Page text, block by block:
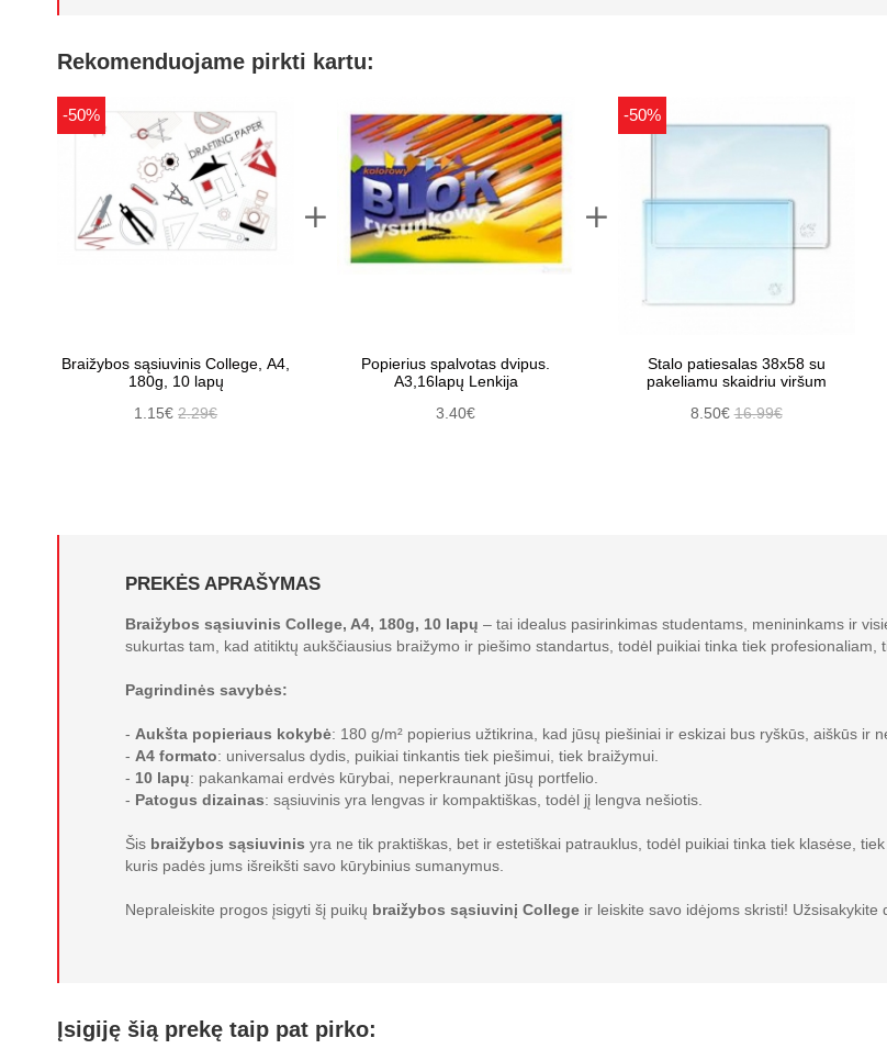
Rekomenduojame pirkti kartu:
-50%
Braižybos sąsiuvinis College, A4,
180g, 10 lapų
1.15€2.29€
Popierius spalvotas dvipus.
A3,16lapų Lenkija
3.40€
-50%
Stalo patiesalas 38x58 su
pakeliamu skaidriu viršum
8.50€16.99€
PREKĖS APRAŠYMAS
Braižybos sąsiuvinis College, A4, 180g, 10 lapų – tai idealus pasirinkimas studentams, menininkams ir
sukurtas tam, kad atitiktų aukščiausius braižymo ir piešimo standartus, todėl puikiai tinka tiek profesionaliam,
Pagrindinės savybės:
- Aukšta popieriaus kokybė: 180 g/m² popierius užtikrina, kad jūsų piešiniai ir eskizai bus ryškūs, aiškūs ir
- A4 formato: universalus dydis, puikiai tinkantis tiek piešimui, tiek braižymui.
- 10 lapų: pakankamai erdvės kūrybai, neperkraunant jūsų portfelio.
- Patogus dizainas: sąsiuvinis yra lengvas ir kompaktiškas, todėl jį lengva nešiotis.
Šis braižybos sąsiuvinis yra ne tik praktiškas, bet ir estetiškai patrauklus, todėl puikiai tinka tiek klasėse,
kuris padės jums išreikšti savo kūrybinius sumanymus.
Nepraleiskite progos įsigyti šį puikų braižybos sąsiuvinį College ir leiskite savo idėjoms skristi!
Įsigiję šią prekę taip pat pirko: